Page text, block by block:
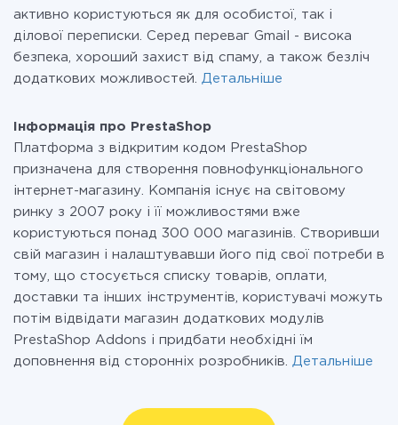
активно користуються як для особистої, так і
ділової переписки. Серед переваг Gmail - висока
безпека, хороший захист від спаму, а також безліч
додаткових можливостей. Детальніше
Інформація про PrestaShop
Платформа з відкритим кодом PrestaShop
призначена для створення повнофункціонального
інтернет-магазину. Компанія існує на світовому
ринку з 2007 року і її можливостями вже
користуються понад 300 000 магазинів. Створивши
свій магазин і налаштувавши його під свої потреби в
тому, що стосується списку товарів, оплати,
доставки та інших інструментів, користувачі можуть
потім відвідати магазин додаткових модулів
PrestaShop Addons і придбати необхідні їм
доповнення від сторонніх розробників. Детальніше